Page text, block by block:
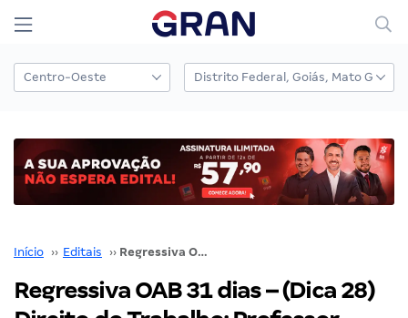
Início ›› Editais ›› Regressiva OAB 31 dias – (Dica 28) Direito do Trabalho: Professor Stevão Gandh
Regressiva OAB 31 dias – (Dica 28)